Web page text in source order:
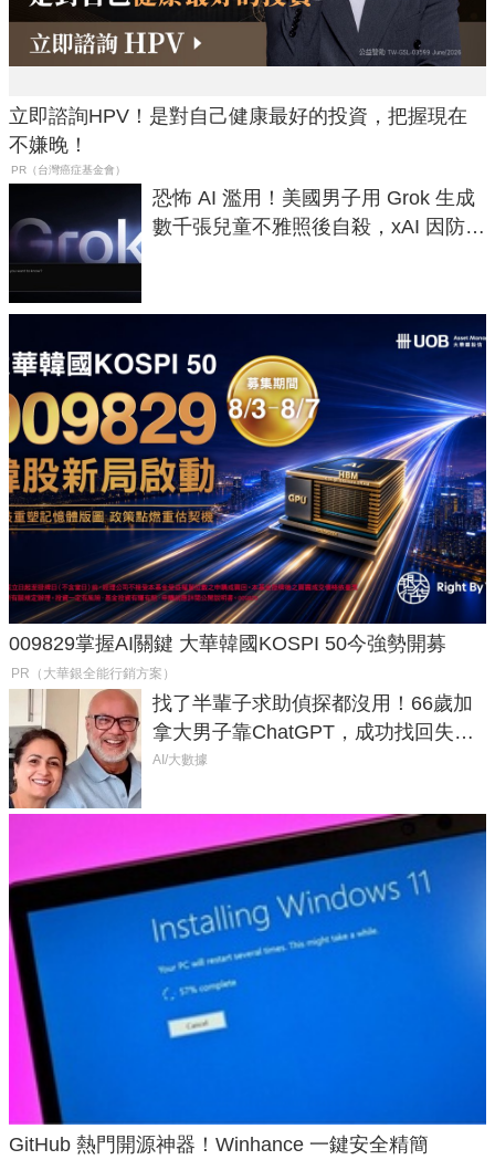
立即諮詢HPV！是對自己健康最好的投資，把握現在
不嫌晚！
PR（台灣癌症基金會）
恐怖 AI 濫用！美國男子用 Grok 生成
數千張兒童不雅照後自殺，xAI 因防護
009829掌握AI關鍵 大華韓國KOSPI 50今強勢開募
PR（大華銀全能行銷方案）
找了半輩子求助偵探都沒用！66歲加
拿大男子靠ChatGPT，成功找回失散
50年家人
AI/大數據
GitHub 熱門開源神器！Winhance 一鍵安全精簡